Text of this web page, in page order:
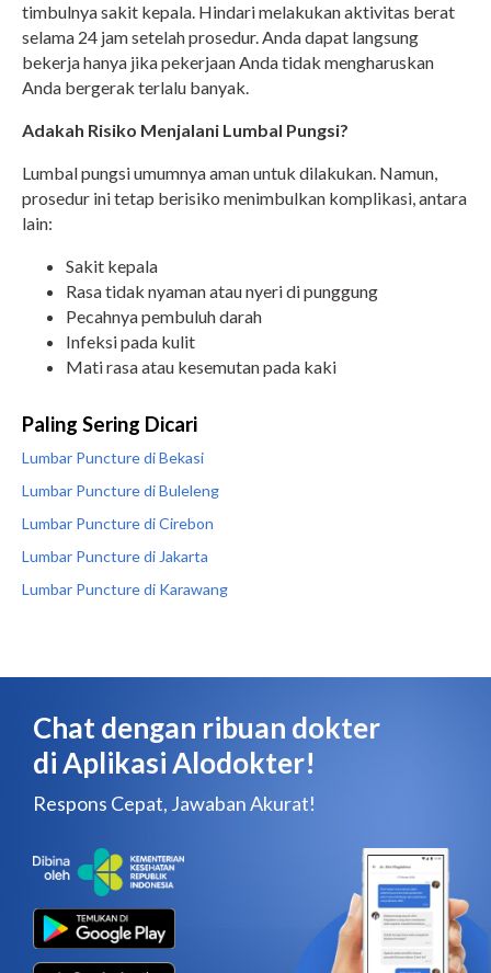
timbulnya sakit kepala. Hindari melakukan aktivitas berat
selama 24 jam setelah prosedur. Anda dapat langsung
bekerja hanya jika pekerjaan Anda tidak mengharuskan
Anda bergerak terlalu banyak.
Adakah Risiko Menjalani Lumbal Pungsi?
Lumbal pungsi umumnya aman untuk dilakukan. Namun,
prosedur ini tetap berisiko menimbulkan komplikasi, antara
lain:
Sakit kepala
Rasa tidak nyaman atau nyeri di punggung
Pecahnya pembuluh darah
Infeksi pada kulit
Mati rasa atau kesemutan pada kaki
Paling Sering Dicari
Lumbar Puncture di Bekasi
Lumbar Puncture di Buleleng
Lumbar Puncture di Cirebon
Lumbar Puncture di Jakarta
Lumbar Puncture di Karawang